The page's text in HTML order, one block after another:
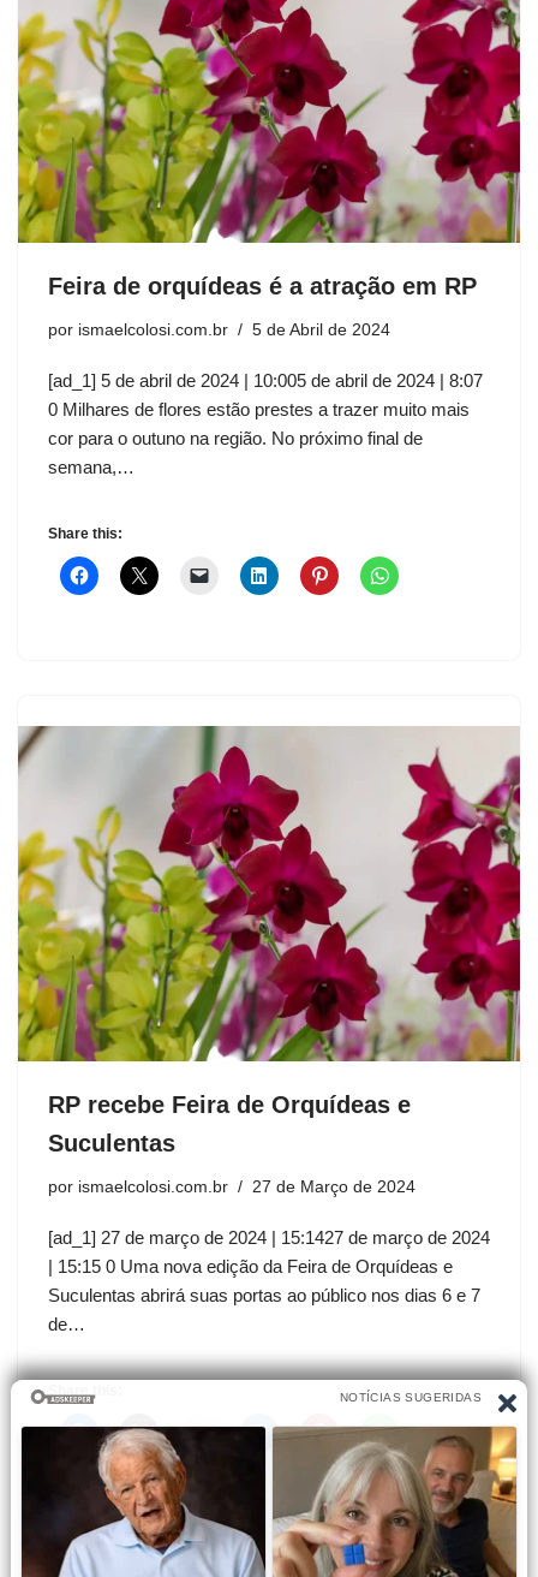
Feira de orquídeas é a atração em RP
por ismaelcolosi.com.br 5 de Abril de 2024
[ad_1] 5 de abril de 2024 | 10:005 de abril de 2024 | 8:07
0 Milhares de flores estão prestes a trazer muito mais
cor para o outuno na região. No próximo final de
semana,…
Share this:
RP recebe Feira de Orquídeas e
Suculentas
por ismaelcolosi.com.br 27 de Março de 2024
[ad_1] 27 de março de 2024 | 15:1427 de março de 2024
| 15:15 0 Uma nova edição da Feira de Orquídeas e
Suculentas abrirá suas portas ao público nos dias 6 e 7
de…
Share this: